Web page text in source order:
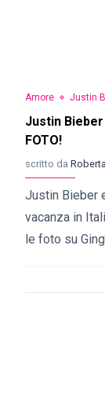
Amore Justin
Justin
FOTO!
scritto da
Justin Bieber
vacanza in
le foto su